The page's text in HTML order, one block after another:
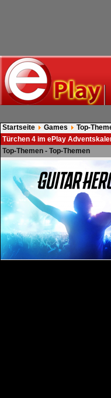
Startseite Games Top-
Türchen 4 im ePlay
Top-Themen - Top-Themen